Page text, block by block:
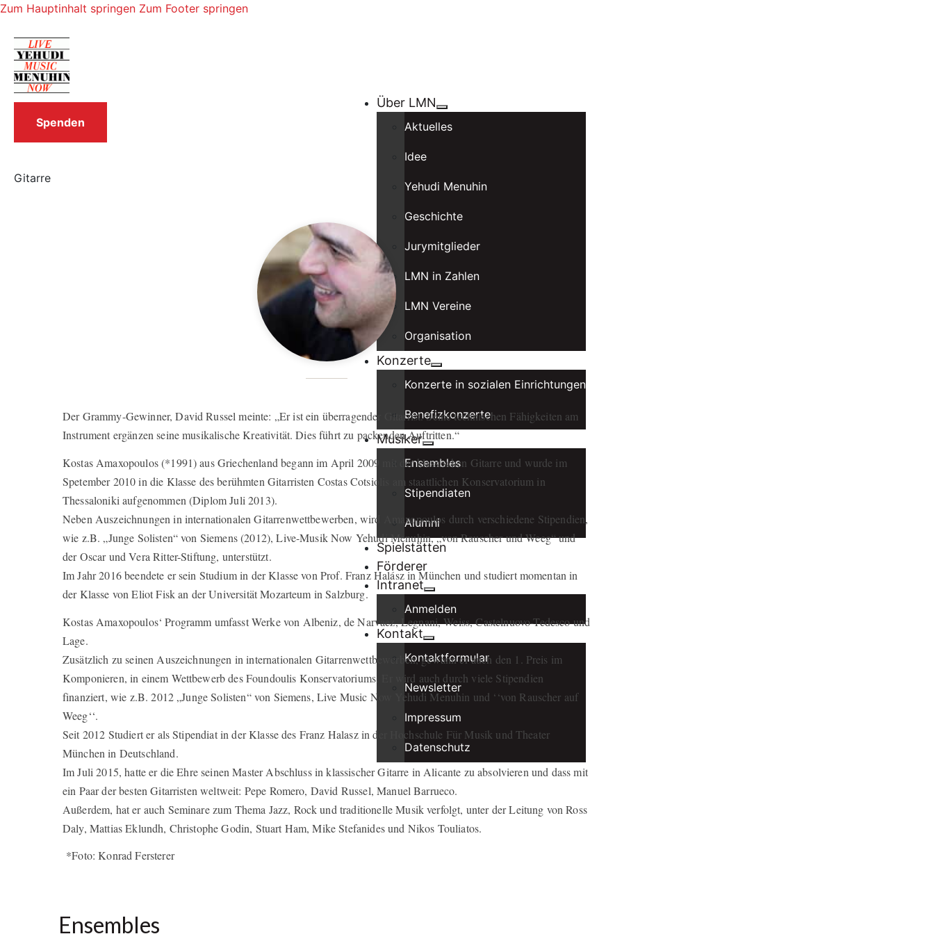
Zum Hauptinhalt springen Zum Footer springen
Über LMN
Aktuelles
Idee
Yehudi Menuhin
Geschichte
Jurymitglieder
LMN in Zahlen
LMN Vereine
Organisation
Konzerte
Konzerte in sozialen Einrichtungen
Benefizkonzerte
Musiker
Ensembles
Stipendiaten
Alumni
Spielstätten
Förderer
Intranet
Anmelden
Kontakt
Kontaktformular
Newsletter
Impressum
Datenschutz
Spenden
Gitarre
Der Grammy-Gewinner, David Russel meinte: „Er ist ein überragender Gitarrist. Seine technischen Fähigkeiten am
Instrument ergänzen seine musikalische Kreativität. Dies führt zu packenden Auftritten.“
Kostas Amaxopoulos (*1991) aus Griechenland begann im April 2009 mit der klassischen Gitarre und wurde im
Spetember 2010 in die Klasse des berühmten Gitarristen Costas Cotsiolis am staattlichen Konservatorium in
Thessaloniki aufgenommen (Diplom Juli 2013).
Neben Auszeichnungen in internationalen Gitarrenwettbewerben, wird Amaxopoulos durch verschiedene Stipendien,
wie z.B. „Junge Solisten“ von Siemens (2012), Live-Musik Now Yehudi Menuhin, „von Rauscher und Weeg“ und
der Oscar und Vera Ritter-Stiftung, unterstützt.
Im Jahr 2016 beendete er sein Studium in der Klasse von Prof. Franz Halász in München und studiert momentan in
der Klasse von Eliot Fisk an der Universität Mozarteum in Salzburg.
Kostas Amaxopoulos‘Programm umfasst Werke von Albeniz, de Narvaez, Legnani, Weiss, Castelnuovo-Tedesco und
Lage.
Zusätzlich zu seinen Auszeichnungen in internationalen Gitarrenwettbewerben, gewann er auch den 1. Preis im
Komponieren, in einem Wettbewerb des Foundoulis Konservatoriums. Er wird auch durch viele Stipendien
finanziert, wie z.B. 2012 „Junge Solisten“ von Siemens, Live Music Now Yehudi Menuhin und ‘‘von Rauscher auf
Weeg‘‘.
Seit 2012 Studiert er als Stipendiat in der Klasse des Franz Halasz in der Hochschule Für Musik und Theater
München in Deutschland.
Im Juli 2015, hatte er die Ehre seinen Master Abschluss in klassischer Gitarre in Alicante zu absolvieren und dass mit
ein Paar der besten Gitarristen weltweit: Pepe Romero, David Russel, Manuel Barrueco.
Außerdem, hat er auch Seminare zum Thema Jazz, Rock und traditionelle Musik verfolgt, unter der Leitung von Ross
Daly, Mattias Eklundh, Christophe Godin, Stuart Ham, Mike Stefanides und Nikos Touliatos.
*Foto: Konrad Fersterer
Ensembles